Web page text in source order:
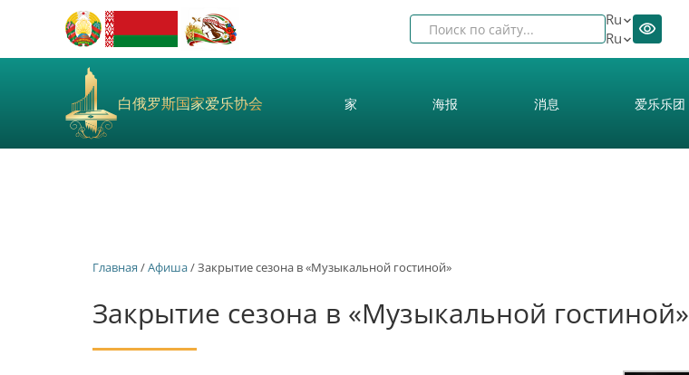
Ru
Ru
白俄罗斯国家爱乐协会 家 海报 消息 爱乐乐团
Главная /Афиша/ Закрытие сезона в «Музыкальной гостиной»
Закрытие сезона в «Музыкальной гостиной»